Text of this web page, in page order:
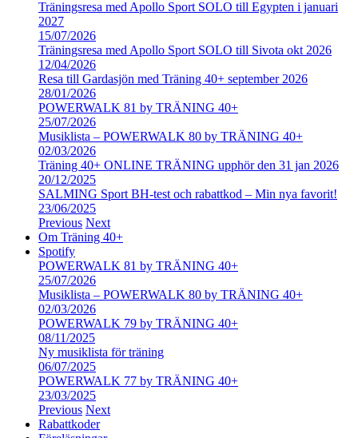
Träningsresa med Apollo Sport SOLO till Egypten i januari
2027
15/07/2026
Träningsresa med Apollo Sport SOLO till Sivota okt 2026
12/04/2026
Resa till Gardasjön med Träning 40+ september 2026
28/01/2026
POWERWALK 81 by TRÄNING 40+
25/07/2026
Musiklista – POWERWALK 80 by TRÄNING 40+
02/03/2026
Träning 40+ ONLINE TRÄNING upphör den 31 jan 2026
20/12/2025
SALMING Sport BH-test och rabattkod – Min nya favorit!
23/06/2025
Previous Next
Om Träning 40+
Spotify
POWERWALK 81 by TRÄNING 40+
25/07/2026
Musiklista – POWERWALK 80 by TRÄNING 40+
02/03/2026
POWERWALK 79 by TRÄNING 40+
08/11/2025
Ny musiklista för träning
06/07/2025
POWERWALK 77 by TRÄNING 40+
23/03/2025
Previous Next
Rabattkoder